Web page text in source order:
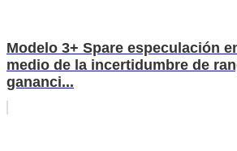
Modelo 3+ Spare especulación
medio de la incertidumbre de
gananci...